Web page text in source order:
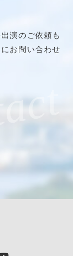
演のご依頼も
お問い合わせ